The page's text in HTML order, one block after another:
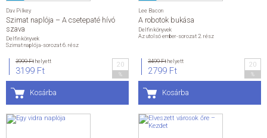
Dav Pilkey
Szimat naplója – A csetepaté hívó
szava
Delfin könyvek
Szimat naplója-sorozat 6. rész
3999 Fthelyett
3199 Ft
20
Kosárba
Lee Bacon
A robotok bukása
Delfin könyvek
Az utolsó ember-sorozat 2. rész
3499 Fthelyett
2799 Ft
20
Kosárba